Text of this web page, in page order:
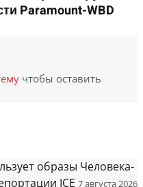
Paramount-WBD
чтобы оставить
образы Человека-
ICE 7 августа 2026